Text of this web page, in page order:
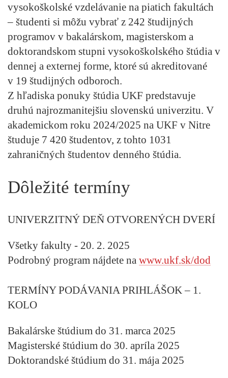
vysokoškolské vzdelávanie na piatich fakultách
– študenti si môžu vybrať z 242 študijných
programov v bakalárskom, magisterskom a
doktorandskom stupni vysokoškolského štúdia v
dennej a externej forme, ktoré sú akreditované
v 19 študijných odboroch.
Z hľadiska ponuky štúdia UKF predstavuje
druhú najrozmanitejšiu slovenskú univerzitu. V
akademickom roku 2024/2025 na UKF v Nitre
študuje 7 420 študentov, z tohto 1031
zahraničných študentov denného štúdia.
Dôležité termíny
UNIVERZITNÝ DEŇ OTVORENÝCH DVERÍ
Všetky fakulty - 20. 2. 2025
Podrobný program nájdete na www.ukf.sk/dod
TERMÍNY PODÁVANIA PRIHLÁŠOK – 1.
KOLO
Bakalárske štúdium do 31. marca 2025
Magisterské štúdium do 30. apríla 2025
Doktorandské štúdium do 31. mája 2025